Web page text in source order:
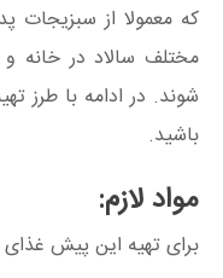
که معمولا از سبزیجات
مختلف سالاد در خانه
شوند. در ادامه با طرز
باشید.
مواد لازم:
برای تهیه این پیش غذای